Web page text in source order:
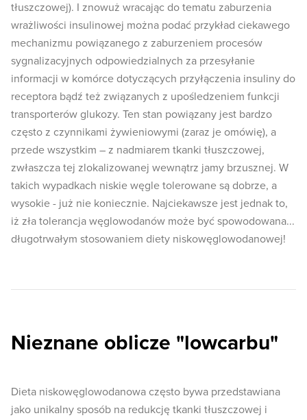
tłuszczowej). I znowuż wracając do tematu zaburzenia
wrażliwości insulinowej można podać przykład ciekawego
mechanizmu powiązanego z zaburzeniem procesów
sygnalizacyjnych odpowiedzialnych za przesyłanie
informacji w komórce dotyczących przyłączenia insuliny do
receptora bądź też związanych z upośledzeniem funkcji
transporterów glukozy. Ten stan powiązany jest bardzo
często z czynnikami żywieniowymi (zaraz je omówię), a
przede wszystkim – z nadmiarem tkanki tłuszczowej,
zwłaszcza tej zlokalizowanej wewnątrz jamy brzusznej. W
takich wypadkach niskie węgle tolerowane są dobrze, a
wysokie - już nie koniecznie. Najciekawsze jest jednak to,
iż zła tolerancja węglowodanów może być spowodowana...
długotrwałym stosowaniem diety niskowęglowodanowej!
Nieznane oblicze "lowcarbu"
Dieta niskowęglowodanowa często bywa przedstawiana
jako unikalny sposób na redukcję tkanki tłuszczowej i